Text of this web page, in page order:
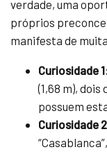
verdade, uma
próprios
manifesta de
Curiosidade
(1,68 m),
possuem
Curiosidade